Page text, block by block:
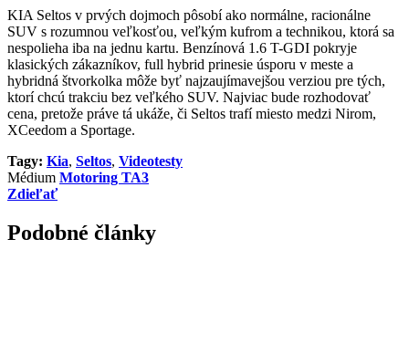
KIA Seltos v prvých dojmoch pôsobí ako normálne, racionálne
SUV s rozumnou veľkosťou, veľkým kufrom a technikou, ktorá sa
nespolieha iba na jednu kartu. Benzínová 1.6 T-GDI pokryje
klasických zákazníkov, full hybrid prinesie úsporu v meste a
hybridná štvorkolka môže byť najzaujímavejšou verziou pre tých,
ktorí chcú trakciu bez veľkého SUV. Najviac bude rozhodovať
cena, pretože práve tá ukáže, či Seltos trafí miesto medzi Nirom,
XCeedom a Sportage.
Tagy: Kia, Seltos, Videotesty
Médium Motoring TA3
Zdieľať
Podobné články